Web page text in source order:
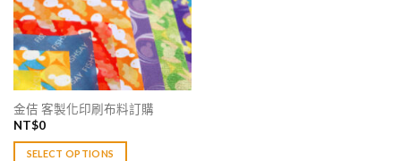
金佶 客製化印刷布料訂購
NT$0
SELECT OPTIONS